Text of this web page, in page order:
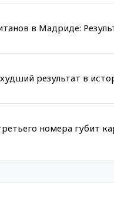
в Мадриде:
результат в
номера губит